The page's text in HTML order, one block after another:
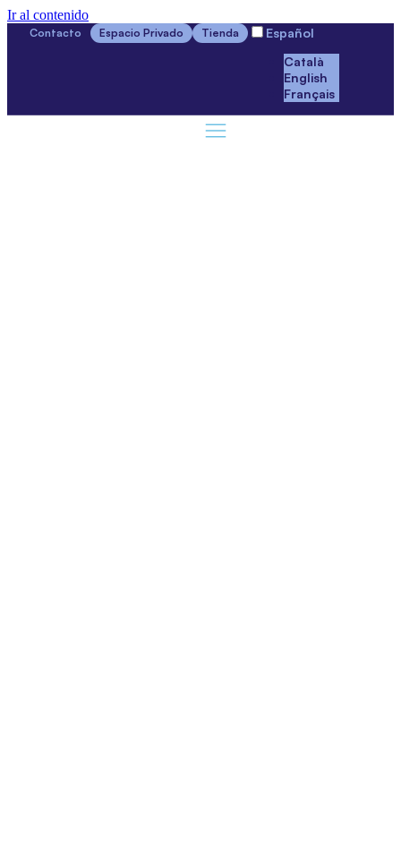
Ir al contenido
Contacto Espacio Privado Tienda
Español
Català
English
Français